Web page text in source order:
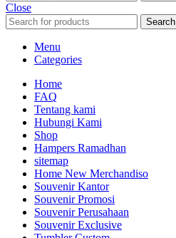
Close
Search
Menu
Categories
Home
FAQ
Tentang kami
Hubungi Kami
Shop
Hampers Ramadhan
sitemap
Home New Merchandiso
Souvenir Kantor
Souvenir Promosi
Souvenir Perusahaan
Souvenir Exclusive